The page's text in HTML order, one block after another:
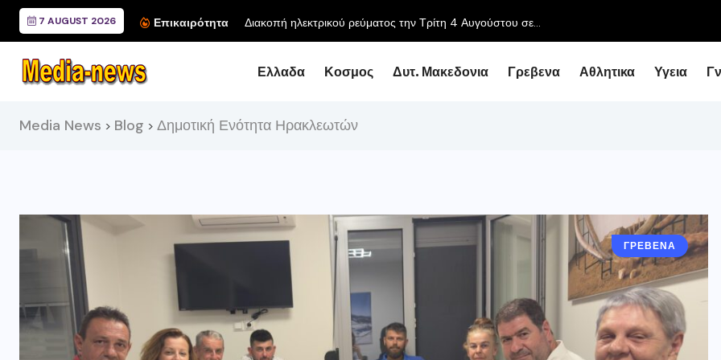
7 AUGUST 2026 Επικαιρότητα
Ελλαδα Κοσμος Δυτ. Μακεδονια Γρεβενα Αθλητικα Υγεια
Media News > Blog > Δημοτική Ενότητα Ηρακλεωτών
ΓΡΕΒΕΝΑ